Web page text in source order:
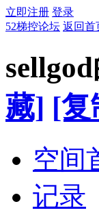
立即注册 登录
52梯控论坛 返回首
藏] [复
空间
记录